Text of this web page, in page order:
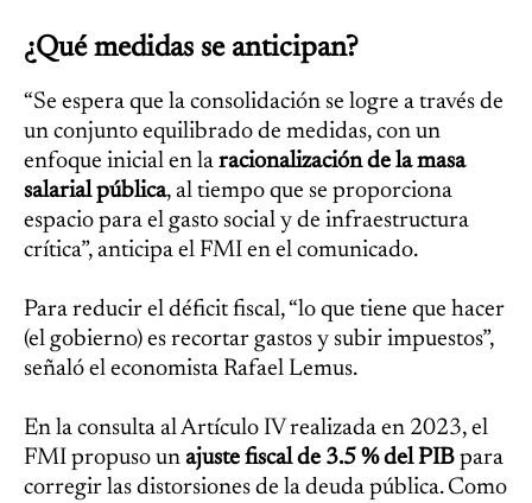
¿Qué medidas se anticipan?
“Se espera que la consolidación se logre a través de
un conjunto equilibrado de medidas, con un
enfoque inicial en la racionalización de la masa
salarial pública, al tiempo que se proporciona
espacio para el gasto social y de infraestructura
crítica”, anticipa el FMI en el comunicado.
Para reducir el déficit fiscal, “lo que tiene que hacer
(el gobierno) es recortar gastos y subir impuestos”,
señaló el economista Rafael Lemus.
En la consulta al Artículo IV realizada en 2023, el
FMI propuso un ajuste fiscal de 3.5 % del PIB para
corregir las distorsiones de la deuda pública. Como